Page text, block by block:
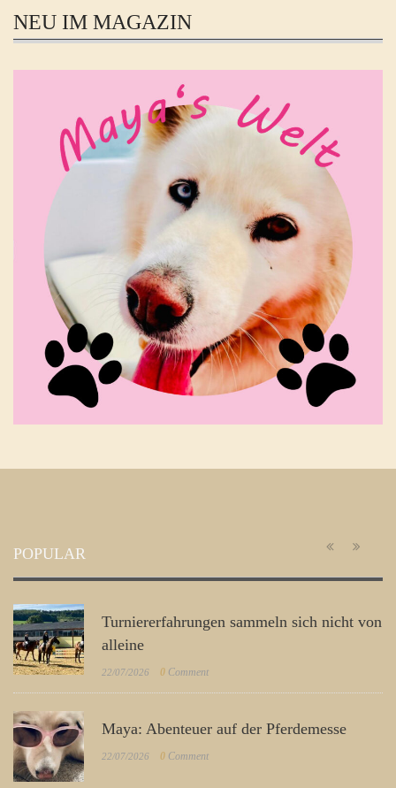
NEU IM MAGAZIN
POPULAR
Turniererfahrungen sammeln sich nicht von
alleine
22/07/2026 0 Comment
Maya: Abenteuer auf der Pferdemesse
22/07/2026 0 Comment